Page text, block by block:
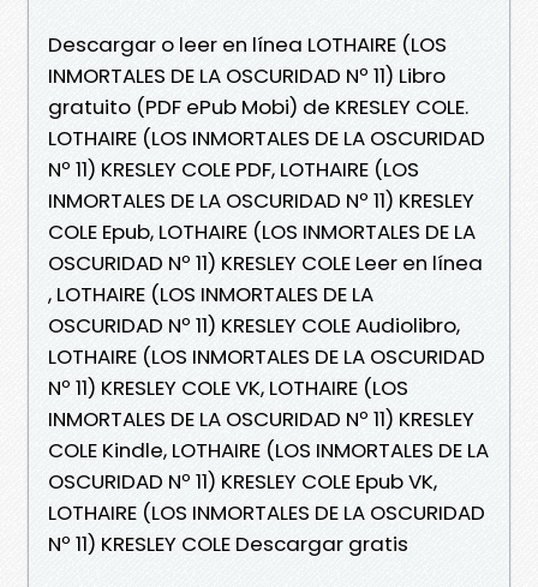
Descargar o leer en línea LOTHAIRE (LOS
INMORTALES DE LA OSCURIDAD Nº 11) Libro
gratuito (PDF ePub Mobi) de KRESLEY COLE.
LOTHAIRE (LOS INMORTALES DE LA OSCURIDAD
Nº 11) KRESLEY COLE PDF, LOTHAIRE (LOS
INMORTALES DE LA OSCURIDAD Nº 11) KRESLEY
COLE Epub, LOTHAIRE (LOS INMORTALES DE LA
OSCURIDAD Nº 11) KRESLEY COLE Leer en línea
, LOTHAIRE (LOS INMORTALES DE LA
OSCURIDAD Nº 11) KRESLEY COLE Audiolibro,
LOTHAIRE (LOS INMORTALES DE LA OSCURIDAD
Nº 11) KRESLEY COLE VK, LOTHAIRE (LOS
INMORTALES DE LA OSCURIDAD Nº 11) KRESLEY
COLE Kindle, LOTHAIRE (LOS INMORTALES DE LA
OSCURIDAD Nº 11) KRESLEY COLE Epub VK,
LOTHAIRE (LOS INMORTALES DE LA OSCURIDAD
Nº 11) KRESLEY COLE Descargar gratis